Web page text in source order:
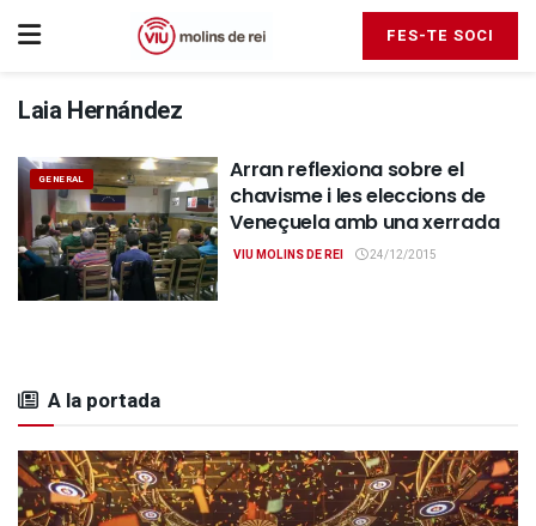
FES-TE SOCI
Laia Hernández
GENERAL
Arran reflexiona sobre el
chavisme i les eleccions de
Veneçuela amb una xerrada
VIU MOLINS DE REI 24/12/2015
A la portada